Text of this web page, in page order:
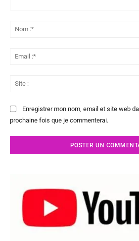
Enregistrer mon nom, email et site web
prochaine fois que je commenterai.